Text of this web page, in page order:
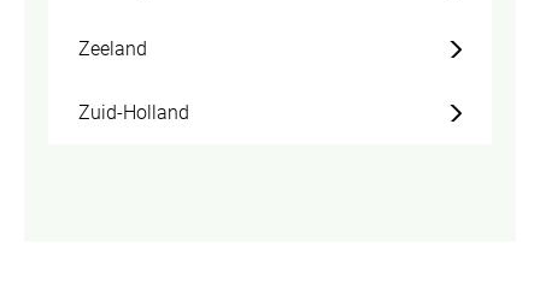
Zeeland
Zuid-Holland